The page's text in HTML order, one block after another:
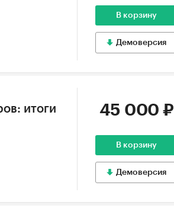
В корзину
Демоверсия
итоги
45 000 ₽
В корзину
Демоверсия